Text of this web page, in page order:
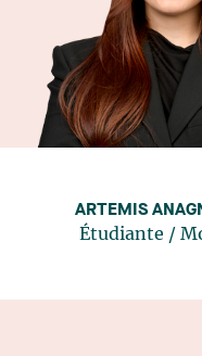
ARTEMIS
Étudiante /